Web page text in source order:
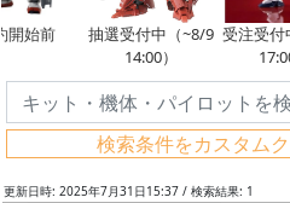
始前
抽選受付中（~8/9
14:00）
受注受付
検索条件をカスタム
グ
レ
更新日時: 2025年7月31日15:37 / 検索結果: 1